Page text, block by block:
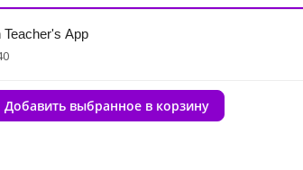
Teacher's App
Добавить выбранное в корзину